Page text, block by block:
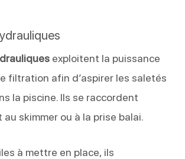
exploitent la puissance
filtration afin d’aspirer les saletés
la piscine. Ils se raccordent
skimmer ou à la prise balai.
à mettre en place, ils